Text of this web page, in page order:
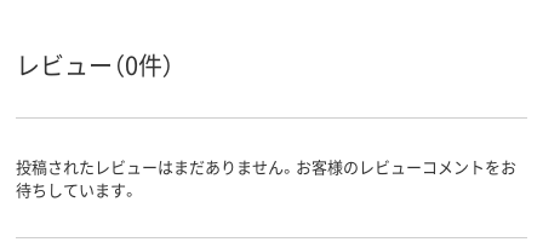
アスクル
レビュー（0件）
投稿されたレビューはまだありません。お客様のレビューコメントをお
待ちしています。